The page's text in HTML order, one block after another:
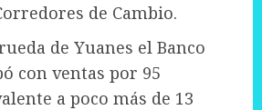
de Cambio.
de Yuanes el Banco
con ventas por 95
a poco más de 13